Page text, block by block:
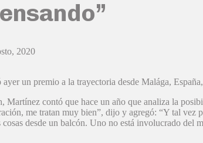
2020
un premio a la trayectoria desde Malága,
Martínez contó que hace un año que analiza la
me tratan muy bien”, dijo y agregó: “Y tal vez
desde un balcón. Uno no está involucrado